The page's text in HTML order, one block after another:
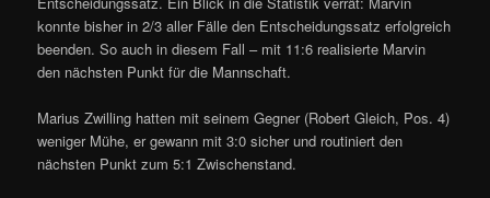
konnte bisher in 2/3 aller Fälle den Entscheidungssatz erfolgreich
beenden. So auch in diesem Fall – mit 11:6 realisierte Marvin
den nächsten Punkt für die Mannschaft.
Marius Zwilling hatten mit seinem Gegner (Robert Gleich, Pos. 4)
weniger Mühe, er gewann mit 3:0 sicher und routiniert den
nächsten Punkt zum 5:1 Zwischenstand.